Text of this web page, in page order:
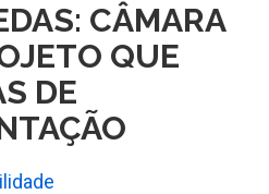
CÂMARA
QUE
DE